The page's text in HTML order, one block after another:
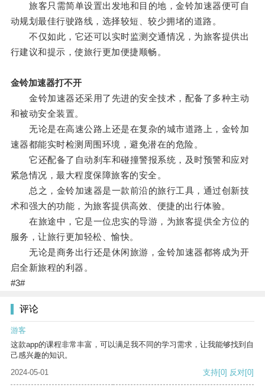
旅客只需简单设置出发地和目的地，金铃加速器便可自
动规划最佳行驶路线，选择较短、较少拥堵的道路。
不仅如此，它还可以实时监测交通情况，为旅客提供出
行建议和提示，使旅行更加便捷顺畅。
金铃加速器打不开
金铃加速器还采用了先进的安全技术，配备了多种主动
和被动安全装置。
无论是在高速公路上还是在复杂的城市道路上，金铃加
速器都能实时检测周围环境，避免潜在的危险。
它还配备了自动刹车和碰撞警报系统，及时预警和应对
紧急情况，最大程度保障旅客的安全。
总之，金铃加速器是一款前沿的旅行工具，通过创新技
术和强大的功能，为旅客提供高效、便捷的出行体验。
在旅途中，它是一位忠实的导游，为旅客提供全方位的
服务，让旅行更加轻松、愉快。
无论是商务出行还是休闲旅游，金铃加速器都将成为开
启全新旅程的利器。
#3#
评论
游客
这款app的课程非常丰富，可以满足我不同的学习需求，让我能够找到自
己感兴趣的知识。
2024-05-01
支持[0] 反对[0]